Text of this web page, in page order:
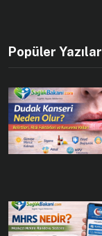
Popüler Yazılar